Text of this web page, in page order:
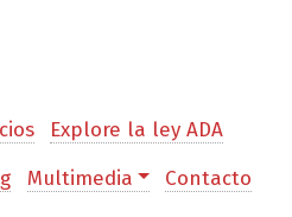
Explore la ley ADA
Multimedia Contacto